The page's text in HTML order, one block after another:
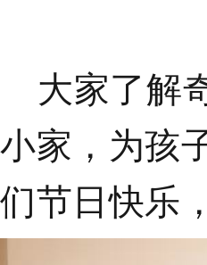
大家了解
小家，为孩
们节日快乐